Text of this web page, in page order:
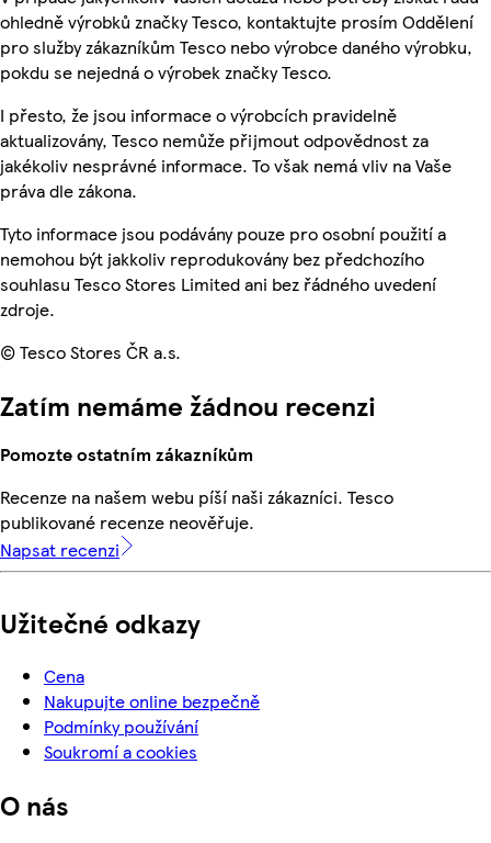
ohledně výrobků značky Tesco, kontaktujte prosím Oddělení
pro služby zákazníkům Tesco nebo výrobce daného výrobku,
pokdu se nejedná o výrobek značky Tesco.
I přesto, že jsou informace o výrobcích pravidelně
aktualizovány, Tesco nemůže přijmout odpovědnost za
jakékoliv nesprávné informace. To však nemá vliv na Vaše
práva dle zákona.
Tyto informace jsou podávány pouze pro osobní použití a
nemohou být jakkoliv reprodukovány bez předchozího
souhlasu Tesco Stores Limited ani bez řádného uvedení
zdroje.
© Tesco Stores ČR a.s.
Zatím nemáme žádnou recenzi
Pomozte ostatním zákazníkům
Recenze na našem webu píší naši zákazníci. Tesco
publikované recenze neověřuje.
Napsat recenzi
Užitečné odkazy
Cena
Nakupujte online bezpečně
Podmínky používání
Soukromí a cookies
O nás